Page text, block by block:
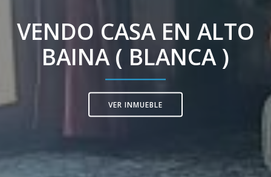
VENDO CASA EN ALTO
BAINA ( BLANCA )
VER INMUEBLE